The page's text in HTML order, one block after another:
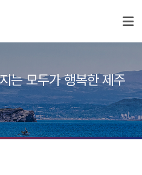
는 모두가 행복한 제주